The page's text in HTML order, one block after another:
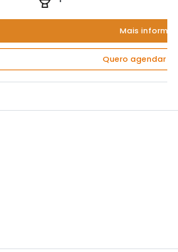
Mais
Quero agendar